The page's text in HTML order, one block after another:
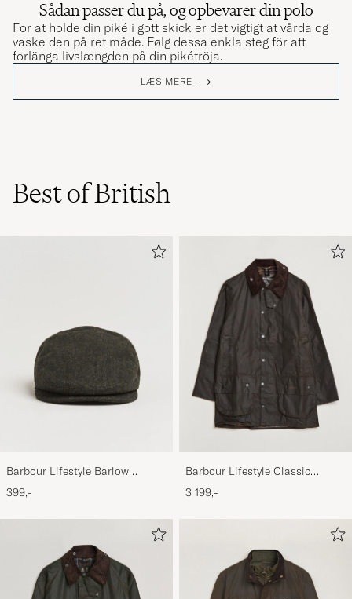
Sådan passer du på, og opbevarer din polo
For at holde din piké i gott skick er det vigtigt at vårda og
vaske den på ret måde. Følg dessa enkla steg för att
forlänga livslængden på din pikétröja.
LÆS MERE
Best of British
Barbour Lifestyle Barlow
Herringbone Cap Olive
399,-
Barbour Lifestyle Classic
Beaufort Jacket Olive
3 199,-